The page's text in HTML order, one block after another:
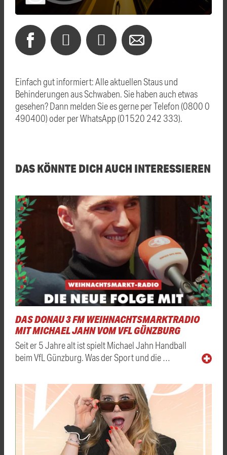
Einfach gut informiert: Alle aktuellen Staus und
Behinderungen aus Schwaben. Sie haben auch etwas
gesehen? Dann melden Sie es gerne per Telefon (0800 0
490400) oder per WhatsApp (01520 242 333).
DAS KÖNNTE DICH AUCH INTERESSIEREN
DAS DONAU 3 FM WEIHNACHTSMARKTRADIO
MIT MICHAEL JAHN VOM VFL GÜNZBURG
Seit er 5 Jahre alt ist spielt Michael Jahn Handball
beim VfL Günzburg. Was der Sport und die …